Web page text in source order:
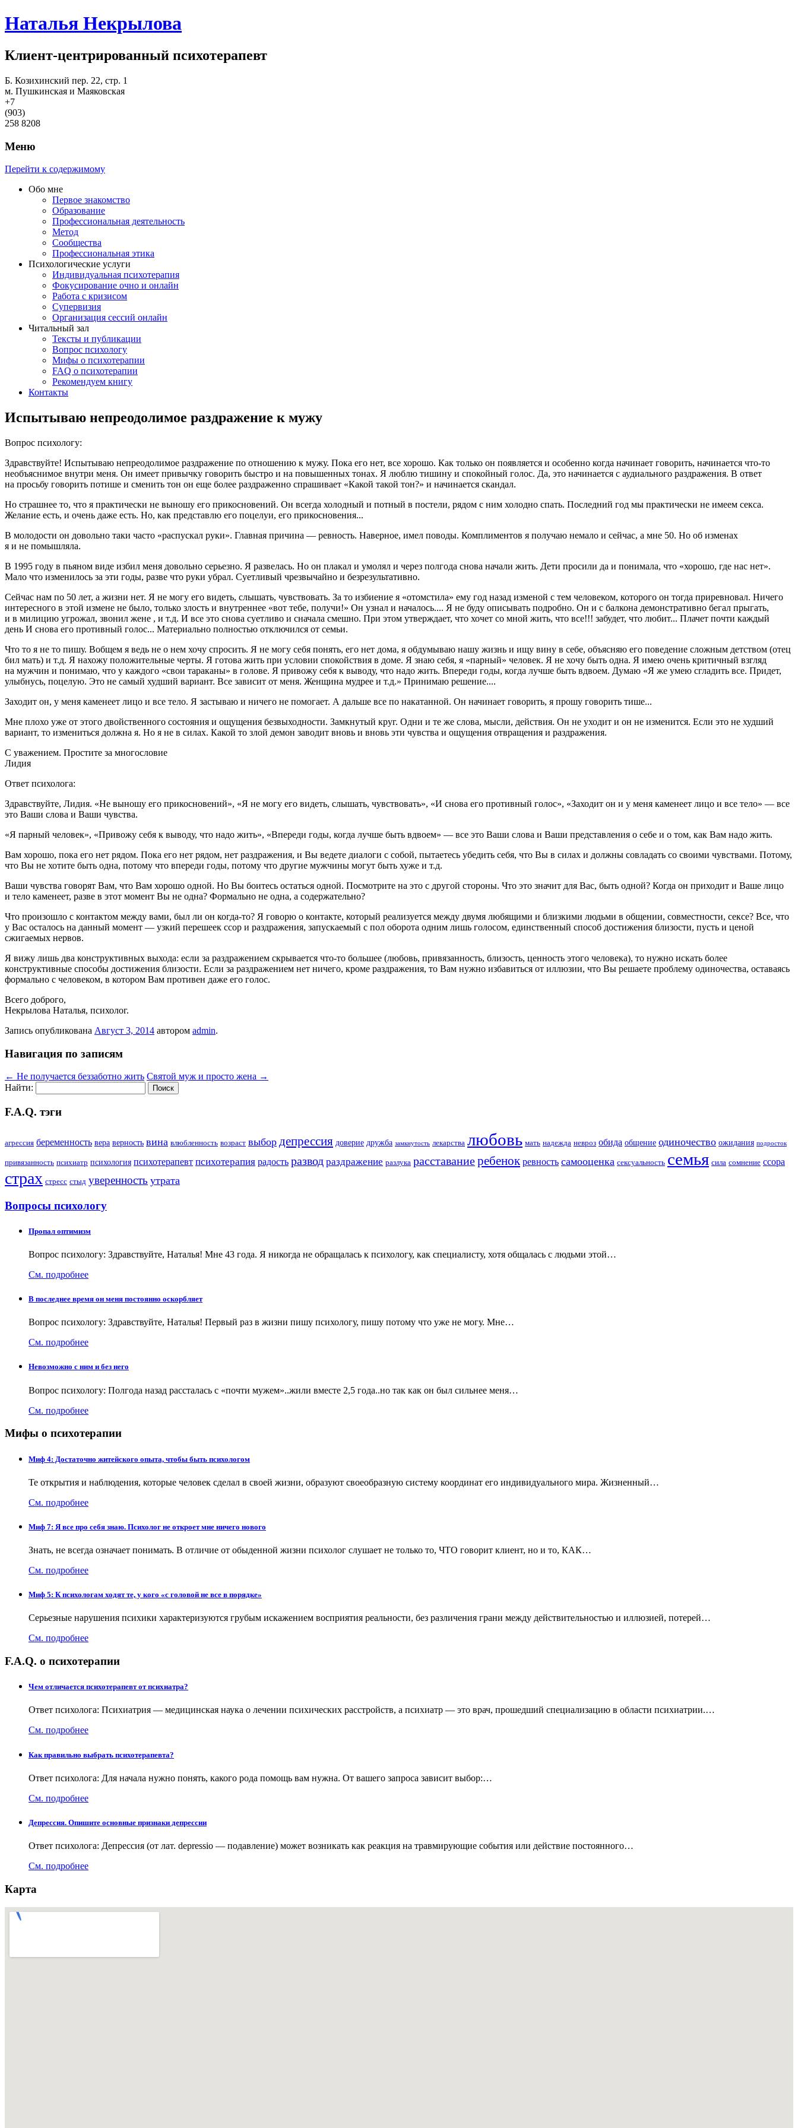
Наталья Некрылова
Клиент-центрированный психотерапевт
Б. Козихинский пер. 22, стр. 1
м. Пушкинская и Маяковская
+7
(903)
258 8208
Меню
Перейти к содержимому
Обо мне
Первое знакомство
Образование
Профессиональная деятельность
Метод
Сообщества
Профессиональная этика
Психологические услуги
Индивидуальная психотерапия
Фокусирование очно и онлайн
Работа с кризисом
Супервизия
Организация сессий онлайн
Читальный зал
Тексты и публикации
Вопрос психологу
Мифы о психотерапии
FAQ о психотерапии
Рекомендуем книгу
Контакты
Испытываю непреодолимое раздражение к мужу
Вопрос психологу:
Здравствуйте! Испытываю непреодолимое раздражение по отношению к мужу. Пока его нет, все хорошо. Как только он появляется и особенно когда начинает говорить, начинается что-то
необъяснимое внутри меня. Он имеет привычку говорить быстро и на повышенных тонах. Я люблю тишину и спокойный голос. Да, это начинается с аудиального раздражения. В ответ
на просьбу говорить потише и сменить тон он еще более раздраженно спрашивает «Какой такой тон?» и начинается скандал.
Но страшнее то, что я практически не выношу его прикосновений. Он всегда холодный и потный в постели, рядом с ним холодно спать. Последний год мы практически не имеем секса.
Желание есть, и очень даже есть. Но, как представлю его поцелуи, его прикосновения...
В молодости он довольно таки часто «распускал руки». Главная причина — ревность. Наверное, имел поводы. Комплиментов я получаю немало и сейчас, а мне 50. Но об изменах
я и не помышляла.
В 1995 году в пьяном виде избил меня довольно серьезно. Я развелась. Но он плакал и умолял и через полгода снова начали жить. Дети просили да и понимала, что «хорошо, где нас нет».
Мало что изменилось за эти годы, разве что руки убрал. Суетливый чрезвычайно и безрезультативно.
Сейчас нам по 50 лет, а жизни нет. Я не могу его видеть, слышать, чувствовать. За то избиение я «отомстила» ему год назад изменой с тем человеком, которого он тогда приревновал. Ничего
интересного в этой измене не было, только злость и внутреннее «вот тебе, получи!» Он узнал и началось.... Я не буду описывать подробно. Он и с балкона демонстративно бегал прыгать,
и в милицию угрожал, звонил жене , и т.д. И все это снова суетливо и сначала смешно. При этом утверждает, что хочет со мной жить, что все!!! забудет, что любит... Плачет почти каждый
день И снова его противный голос... Материально полностью отключился от семьи.
Что то я не то пишу. Вобщем я ведь не о нем хочу спросить. Я не могу себя понять, его нет дома, я обдумываю нашу жизнь и ищу вину в себе, объясняю его поведение сложным детством (отец
бил мать) и т.д. Я нахожу положительные черты. Я готова жить при условии спокойствия в доме. Я знаю себя, я «парный» человек. Я не хочу быть одна. Я имею очень критичный взгляд
на мужчин и понимаю, что у каждого «свои тараканы» в голове. Я привожу себя к выводу, что надо жить. Впереди годы, когда лучше быть вдвоем. Думаю «Я же умею сгладить все. Придет,
улыбнусь, поцелую. Это не самый худший вариант. Все зависит от меня. Женщина мудрее и т.д.» Принимаю решение....
Заходит он, у меня каменеет лицо и все тело. Я застываю и ничего не помогает. А дальше все по накатанной. Он начинает говорить, я прошу говорить тише...
Мне плохо уже от этого двойственного состояния и ощущения безвыходности. Замкнутый круг. Одни и те же слова, мысли, действия. Он не уходит и он не изменится. Если это не худший
вариант, то измениться должна я. Но я не в силах. Какой то злой демон заводит вновь и вновь эти чувства и ощущения отвращения и раздражения.
С уважением. Простите за многословие
Лидия
Ответ психолога:
Здравствуйте, Лидия. «Не выношу его прикосновений», «Я не могу его видеть, слышать, чувствовать», «И снова его противный голос», «Заходит он и у меня каменеет лицо и все тело» — все
это Ваши слова и Ваши чувства.
«Я парный человек», «Привожу себя к выводу, что надо жить», «Впереди годы, когда лучше быть вдвоем» — все это Ваши слова и Ваши представления о себе и о том, как Вам надо жить.
Вам хорошо, пока его нет рядом. Пока его нет рядом, нет раздражения, и Вы ведете диалоги с собой, пытаетесь убедить себя, что Вы в силах и должны совладать со своими чувствами. Потому,
что Вы не хотите быть одна, потому что впереди годы, потому что другие мужчины могут быть хуже и т.д.
Ваши чувства говорят Вам, что Вам хорошо одной. Но Вы боитесь остаться одной. Посмотрите на это с другой стороны. Что это значит для Вас, быть одной? Когда он приходит и Ваше лицо
и тело каменеет, разве в этот момент Вы не одна? Формально не одна, а содержательно?
Что произошло с контактом между вами, был ли он когда-то? Я говорю о контакте, который реализуется между двумя любящими и близкими людьми в общении, совместности, сексе? Все, что
у Вас осталось на данный момент — узкий перешеек ссор и раздражения, запускаемый с пол оборота одним лишь голосом, единственный способ достижения близости, пусть и ценой
сжигаемых нервов.
Я вижу лишь два конструктивных выхода: если за раздражением скрывается что-то большее (любовь, привязанность, близость, ценность этого человека), то нужно искать более
конструктивные способы достижения близости. Если за раздражением нет ничего, кроме раздражения, то Вам нужно избавиться от иллюзии, что Вы решаете проблему одиночества, оставаясь
формально с человеком, в котором Вам противен даже его голос.
Всего доброго,
Некрылова Наталья, психолог.
Запись опубликована Август 3, 2014 автором admin.
Навигация по записям
← Не получается беззаботно жить Святой муж и просто жена →
Найти:
F.A.Q. тэги
агрессия беременность вера верность вина влюбленность возраст выбор депрессия доверие дружба замкнутость лекарства любовь мать надежда невроз обида общение одиночество ожидания подросток
привязанность психиатр психология психотерапевт психотерапия радость развод раздражение разлука расставаниеребенок ревность самооценка сексуальность семья сила сомнение ссора
страх стресс стыд уверенность утрата
Вопросы психологу
Пропал оптимизм
Вопрос психологу: Здравствуйте, Наталья! Мне 43 года. Я никогда не обращалась к психологу, как специалисту, хотя общалась с людьми этой…
См. подробнее
В последнее время он меня постоянно оскорбляет
Вопрос психологу: Здравствуйте, Наталья! Первый раз в жизни пишу психологу, пишу потому что уже не могу. Мне…
См. подробнее
Невозможно с ним и без него
Вопрос психологу: Полгода назад рассталась с «почти мужем»..жили вместе 2,5 года..но так как он был сильнее меня…
См. подробнее
Мифы о психотерапии
Миф 4: Достаточно житейского опыта, чтобы быть психологом
Те открытия и наблюдения, которые человек сделал в своей жизни, образуют своеобразную систему координат его индивидуального мира. Жизненный…
См. подробнее
Миф 7: Я все про себя знаю. Психолог не откроет мне ничего нового
Знать, не всегда означает понимать. В отличие от обыденной жизни психолог слушает не только то, ЧТО говорит клиент, но и то, КАК…
См. подробнее
Миф 5: К психологам ходят те, у кого «с головой не все в порядке»
Серьезные нарушения психики характеризуются грубым искажением восприятия реальности, без различения грани между действительностью и иллюзией, потерей…
См. подробнее
F.A.Q. о психотерапии
Чем отличается психотерапевт от психиатра?
Ответ психолога: Психиатрия — медицинская наука о лечении психических расстройств, а психиатр — это врач, прошедший специализацию в области психиатрии.…
См. подробнее
Как правильно выбрать психотерапевта?
Ответ психолога: Для начала нужно понять, какого рода помощь вам нужна. От вашего запроса зависит выбор:…
См. подробнее
Депрессия. Опишите основные признаки депрессии
Ответ психолога: Депрессия (от лат. depressio — подавление) может возникать как реакция на травмирующие события или действие постоянного…
См. подробнее
Карта